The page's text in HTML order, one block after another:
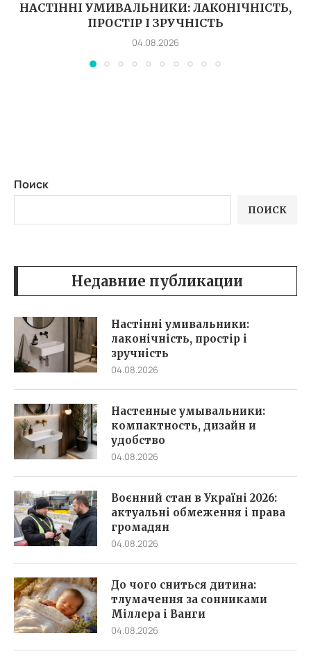
НАСТІННІ УМИВАЛЬНИКИ: ЛАКОНІЧНІСТЬ,
ПРОСТІР І ЗРУЧНІСТЬ
04.08.2026
Поиск
ПОИСК
Недавние публикации
Настінні умивальники:
лаконічність, простір і
зручність
04.08.2026
Настенные умывальники:
компактность, дизайн и
удобство
04.08.2026
Воєнний стан в Україні 2026:
актуальні обмеження і права
громадян
04.08.2026
До чого сниться дитина:
тлумачення за сонниками
Міллера і Ванги
04.08.2026